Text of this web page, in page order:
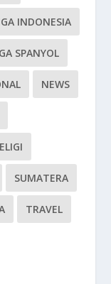
INDONESIA
SPANYOL
NEWS
SUMATERA
TRAVEL